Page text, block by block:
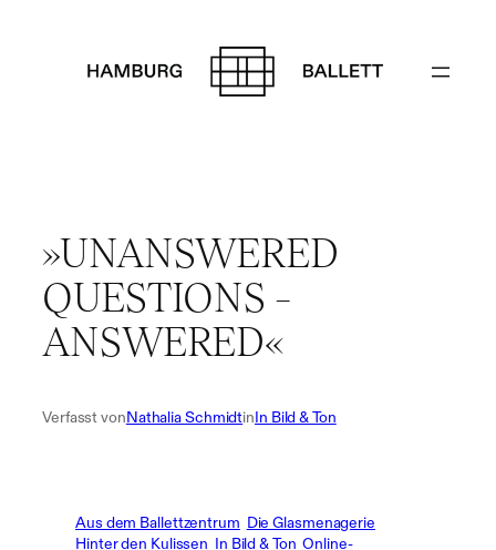
»UNANSWERED
QUESTIONS –
ANSWERED«
Verfasst vonNathalia SchmidtinIn Bild & Ton
Aus dem Ballettzentrum Die Glasmenagerie
Hinter den Kulissen In Bild & Ton Online-